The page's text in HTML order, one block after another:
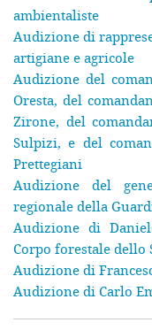
ambientaliste
Audizione di
artigiane e agricole
Audizione del
Oresta, del
Zirone, del
Sulpizi, e del
Prettegiani
Audizione del
regionale della
Audizione di
Corpo forestale dello
Audizione di
Audizione di Carlo